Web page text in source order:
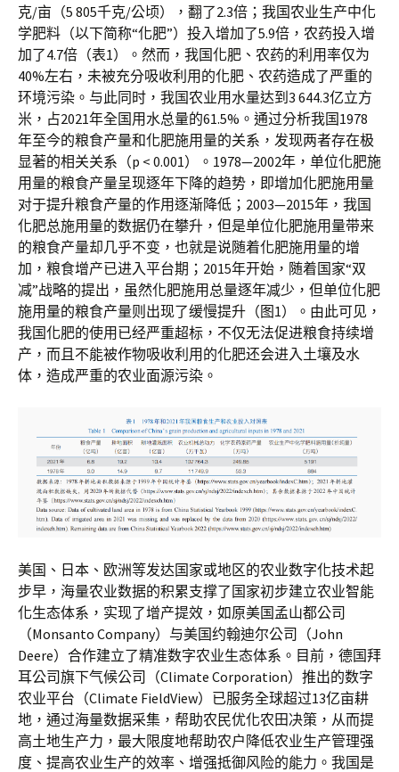
克/亩（5 805千克/公顷），翻了2.3倍；我国农业生产中化
学肥料（以下简称“化肥”）投入增加了5.9倍，农药投入增
加了4.7倍（表1）。然而，我国化肥、农药的利用率仅为
40%左右，未被充分吸收利用的化肥、农药造成了严重的
环境污染。与此同时，我国农业用水量达到3 644.3亿立方
米，占2021年全国用水总量的61.5%。通过分析我国1978
年至今的粮食产量和化肥施用量的关系，发现两者存在极
显著的相关关系（p < 0.001）。1978—2002年，单位化肥施
用量的粮食产量呈现逐年下降的趋势，即增加化肥施用量
对于提升粮食产量的作用逐渐降低；2003—2015年，我国
化肥总施用量的数据仍在攀升，但是单位化肥施用量带来
的粮食产量却几乎不变，也就是说随着化肥施用量的增
加，粮食增产已进入平台期；2015年开始，随着国家“双
减”战略的提出，虽然化肥施用总量逐年减少，但单位化肥
施用量的粮食产量则出现了缓慢提升（图1）。由此可见，
我国化肥的使用已经严重超标，不仅无法促进粮食持续增
产，而且不能被作物吸收利用的化肥还会进入土壤及水
体，造成严重的农业面源污染。
美国、日本、欧洲等发达国家或地区的农业数字化技术起
步早，海量农业数据的积累支撑了国家初步建立农业智能
化生态体系，实现了增产提效，如原美国孟山都公司
（Monsanto Company）与美国约翰迪尔公司（John
Deere）合作建立了精准数字农业生态体系。目前，德国拜
耳公司旗下气候公司（Climate Corporation）推出的数字
农业平台（Climate FieldView）已服务全球超过13亿亩耕
地，通过海量数据采集，帮助农民优化农田决策，从而提
高土地生产力，最大限度地帮助农户降低农业生产管理强
度、提高农业生产的效率、增强抵御风险的能力。我国是